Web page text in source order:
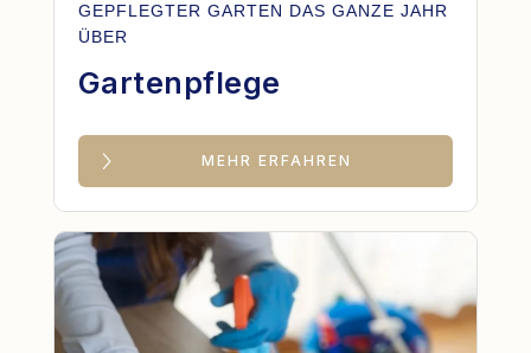
GEPFLEGTER GARTEN DAS GANZE JAHR
ÜBER
Gartenpflege
MEHR ERFAHREN